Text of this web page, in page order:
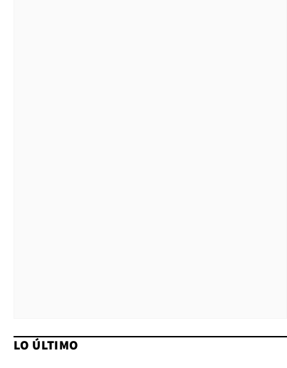
LO ÚLTIMO